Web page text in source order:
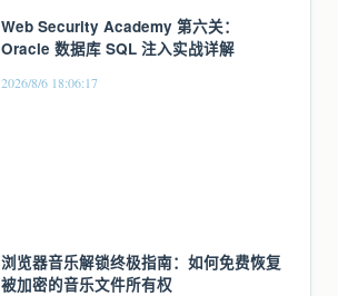
Web Security Academy 第六关：
Oracle 数据库 SQL 注入实战详解
2026/8/6 18:06:17
浏览器音乐解锁终极指南：如何免费恢复
被加密的音乐文件所有权